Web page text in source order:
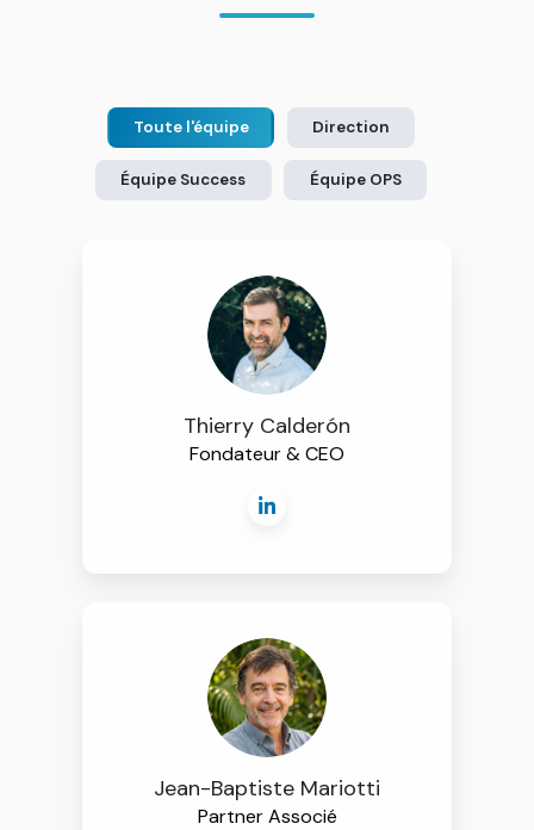
Toute l'équipe Direction
Équipe Success Équipe OPS
Thierry Calderón
Fondateur & CEO
Jean-Baptiste Mariotti
Partner Associé